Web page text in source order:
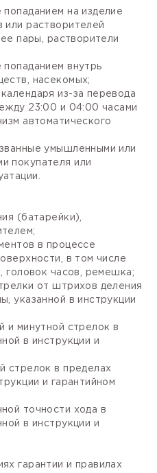
на изделие
или растворителей
пары, растворители
внутрь
насекомых;
из-за перевода
23:00 и 04:00 часами
автоматического
умышленными или
покупателя или
(батарейки),
в процессе
в том числе
головок часов, ремешка;
от штрихов деления
указанной в инструкции
и минутной стрелок в
в инструкции и
стрелок в пределах
и гарантийном
точности хода в
в инструкции и
гарантии и правилах